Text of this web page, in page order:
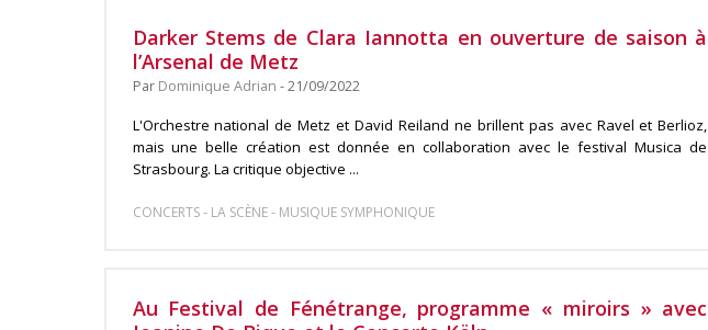
Darker Stems de Clara Iannotta en ouverture de saison à
l’Arsenal de Metz
Par Dominique Adrian - 21/09/2022
L'Orchestre national de Metz et David Reiland ne brillent pas avec Ravel et Berlioz,
mais une belle création est donnée en collaboration avec le festival Musica de
Strasbourg. La critique objective ...
CONCERTS- LA SCÈNE- MUSIQUE SYMPHONIQUE
Au Festival de Fénétrange, programme « miroirs » avec